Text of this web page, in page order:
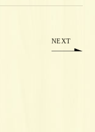
NEXT